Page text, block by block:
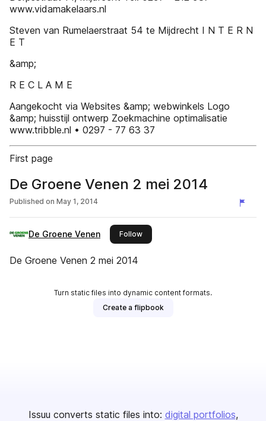
www.vidamakelaars.nl
Steven van Rumelaerstraat 54 te Mijdrecht I N T E R N
E T
&amp;
R E C L A M E
Aangekocht via Websites &amp; webwinkels Logo
&amp; huisstijl ontwerp Zoekmachine optimalisatie
www.tribble.nl • 0297 - 77 63 37
First page
De Groene Venen 2 mei 2014
Published on May 1, 2014
De Groene Venen Followthis publisher
De Groene Venen 2 mei 2014
Turn static files into dynamic content formats.
Create a flipbook
Issuu converts static files into: digital portfolios